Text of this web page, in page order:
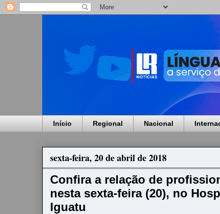
Início Regional Nacional
sexta-feira, 20 de abril de 2018
Confira a relação de
nesta sexta-feira (20), no
Iguatu